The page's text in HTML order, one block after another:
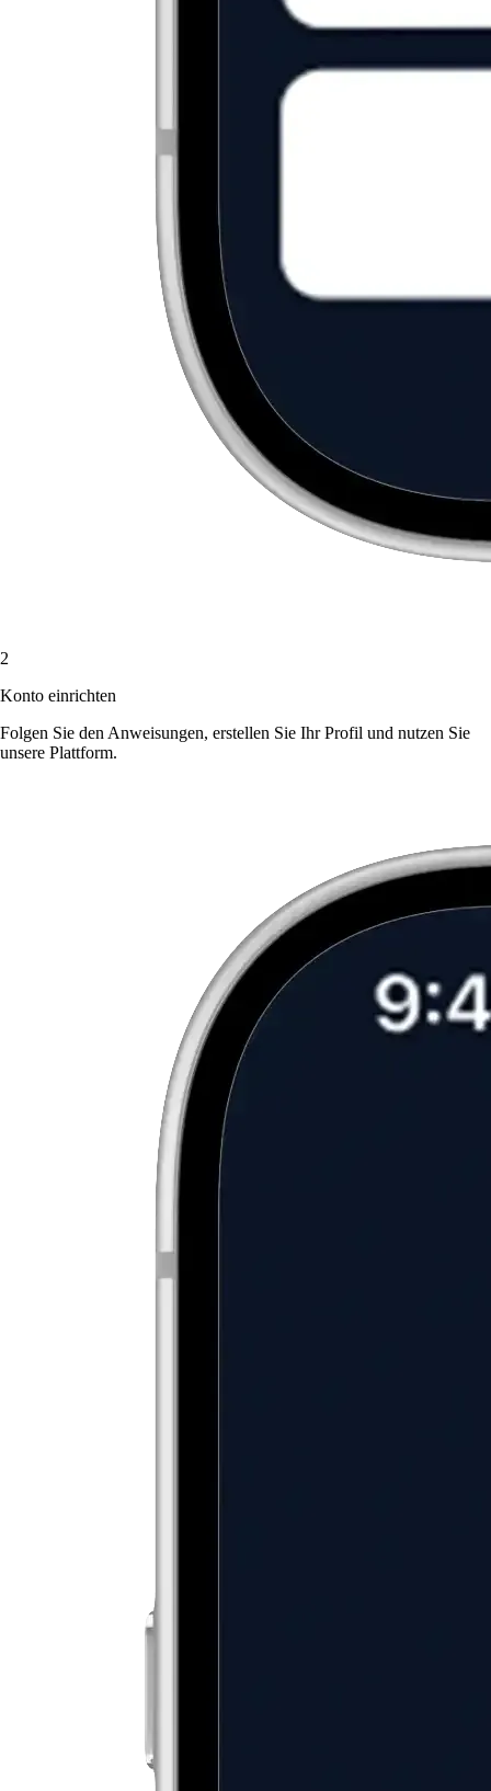
2
Konto einrichten
Folgen Sie den Anweisungen, erstellen Sie Ihr Profil und nutzen Sie
unsere Plattform.